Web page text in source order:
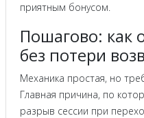
приятным бонусом.
Пошагово: как
без потери
Механика простая, но
Главная причина, по
разрыв сессии при